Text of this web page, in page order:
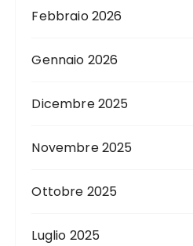
Febbraio 2026
Gennaio 2026
Dicembre 2025
Novembre 2025
Ottobre 2025
Luglio 2025